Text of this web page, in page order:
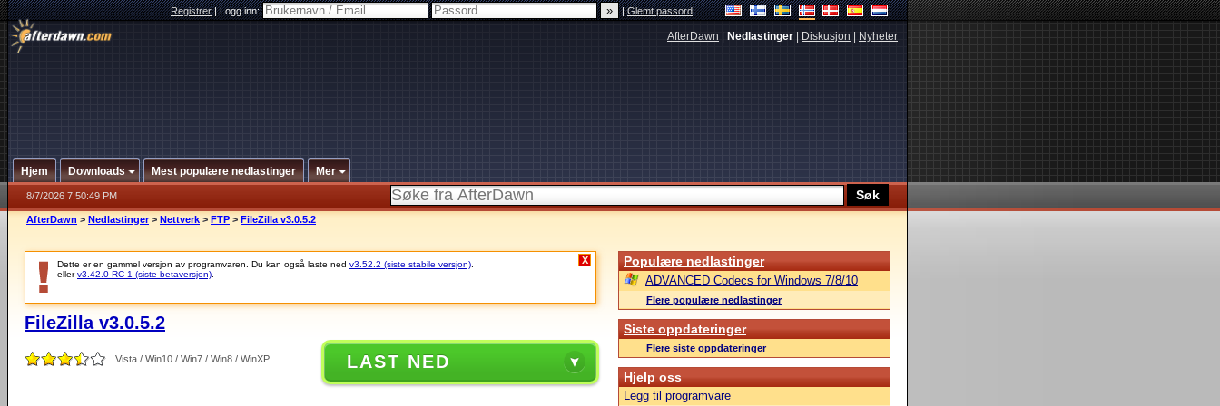
Registrer|Logg inn: |Glemt passord
AfterDawn Nedlastinger Diskusjon Nyheter
Hjem Downloads Mest populære nedlastinger Mer
8/7/2026 7:50:49 PM
AfterDawn > Nedlastinger > Nettverk > FTP > FileZilla v3.0.5.2
Dette er en gammel versjon av programvaren. Du kan også laste ned v3.52.2 (siste stabile versjon)
ellerv3.42.0 RC 1 (siste betaversjon)
X
FileZilla v3.0.5.2
Vista / Win10 / Win7 / Win8 / WinXP LAST NED
Populære nedlastinger
ADVANCED Codecs for Windows 7/8/10
Flere populære nedlastinger
Siste oppdateringer
Flere siste oppdateringer
Hjelp oss
Legg til programvare